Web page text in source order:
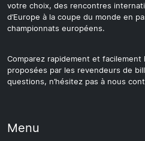
votre choix, des rencontres
d’Europe à la coupe du monde en
championnats européens.
Comparez rapidement et facilement
proposées par les revendeurs de
questions, n’hésitez pas à nous
Menu